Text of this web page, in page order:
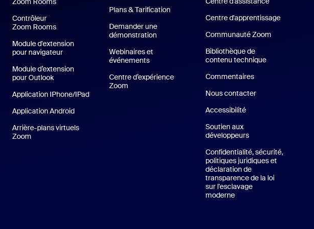
et critères ESG
Contrôleur
Zoom Rooms
Module d'extension
pour navigateur
Module d’extension
pour Outlook
Application IPhone/IPadAppli iPhone / iPad
Application AndroidAppli Android
Arrière-plans virtuels
Zoom
Plans & TarificationForfaits et tarification
Demander une
démonstrationDemander une démo
Webinaires et
événements
Centre d’expérience
Zoom
Centre d'apprentissage
Communauté Zoom
Bibliothèque de
contenu technique
Commentaires
Nous contacter
Accessibilité
Soutien aux
développeurs
Confidentialité, sécurité,
politiques juridiques et
déclaration de
transparence de la loi
sur l'esclavage
moderne